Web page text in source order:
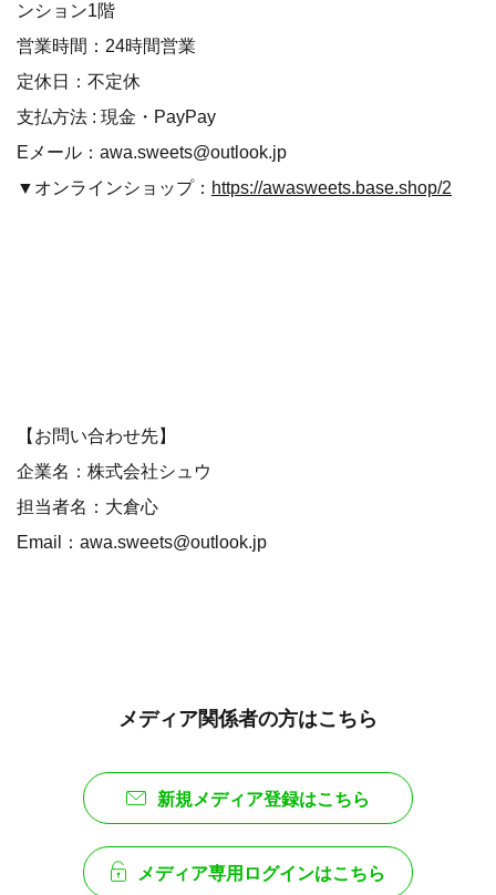
ンション1階
営業時間：24時間営業
定休日：不定休
支払方法 : 現金・PayPay
Eメール：awa.sweets@outlook.jp
▼オンラインショップ： https://awasweets.base.shop/2
【お問い合わせ先】
企業名：株式会社シュウ
担当者名：大倉心
Email：awa.sweets@outlook.jp
メディア関係者の方はこちら
新規メディア登録はこちら
メディア専用ログインはこちら